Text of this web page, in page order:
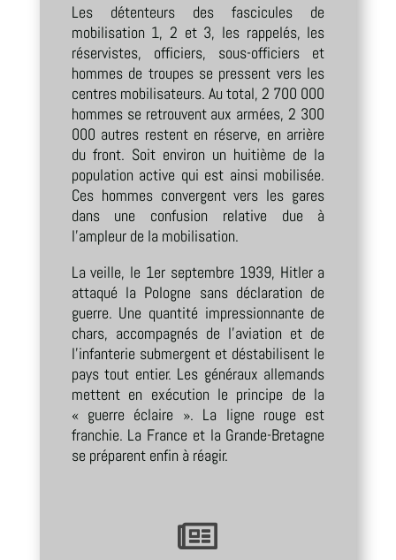
Les détenteurs des fascicules de
mobilisation 1, 2 et 3, les rappelés, les
réservistes, officiers, sous-officiers et
hommes de troupes se pressent vers les
centres mobilisateurs. Au total, 2 700 000
hommes se retrouvent aux armées, 2 300
000 autres restent en réserve, en arrière
du front. Soit environ un huitième de la
population active qui est ainsi mobilisée.
Ces hommes convergent vers les gares
dans une confusion relative due à
l’ampleur de la mobilisation.
La veille, le 1er septembre 1939, Hitler a
attaqué la Pologne sans déclaration de
guerre. Une quantité impressionnante de
chars, accompagnés de l’aviation et de
l’infanterie submergent et déstabilisent le
pays tout entier. Les généraux allemands
mettent en exécution le principe de la
« guerre éclaire ». La ligne rouge est
franchie. La France et la Grande-Bretagne
se préparent enfin à réagir.
